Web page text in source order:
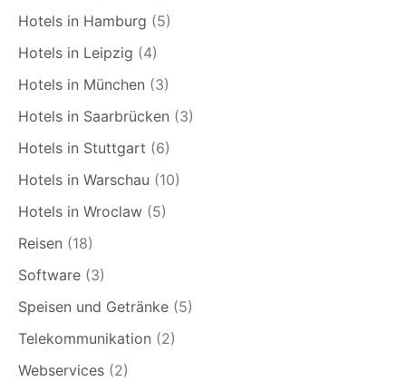
Hotels in Hamburg (5)
Hotels in Leipzig (4)
Hotels in München (3)
Hotels in Saarbrücken (3)
Hotels in Stuttgart (6)
Hotels in Warschau (10)
Hotels in Wroclaw (5)
Reisen (18)
Software (3)
Speisen und Getränke (5)
Telekommunikation (2)
Webservices (2)